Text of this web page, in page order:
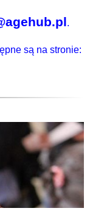
.
są na stronie: